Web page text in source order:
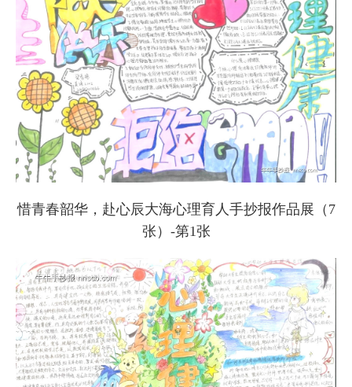
惜青春韶华，赴心辰大海心理育人手抄报作品展（7
张）-第1张